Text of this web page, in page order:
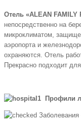
Отель «ALEAN FAMILY
непосредственно на
микроклиматом,
аэропорта и
охраняются. Отель
Прекрасно подходит
Профили
Заболевания